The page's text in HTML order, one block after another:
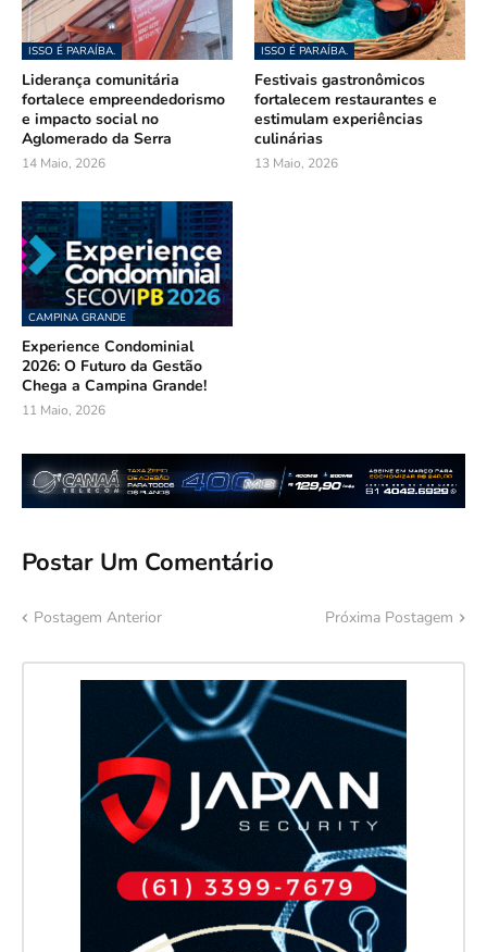
ISSO É PARAÍBA.
Liderança comunitária
fortalece empreendedorismo
e impacto social no
Aglomerado da Serra
14 Maio, 2026
ISSO É PARAÍBA.
Festivais gastronômicos
fortalecem restaurantes e
estimulam experiências
culinárias
13 Maio, 2026
CAMPINA GRANDE
Experience Condominial
2026: O Futuro da Gestão
Chega a Campina Grande!
11 Maio, 2026
Postar Um Comentário
Postagem Anterior Próxima Postagem